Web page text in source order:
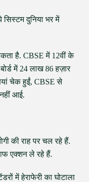
सिस्टम दुनिया भर में
है. CBSE में 12वीं के
में 24 लाख 86 हज़ार
चेक हुईं, CBSE से
आई.
की राह पर चल रहे हैं.
एक्शन ले रहे हैं.
में हेराफेरी का घोटाला